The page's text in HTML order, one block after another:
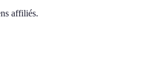
affiliés.